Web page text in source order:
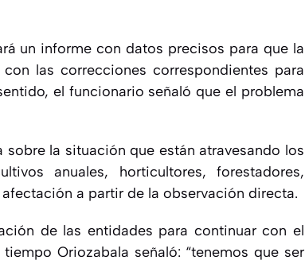
un informe con datos precisos para que la
las correcciones correspondientes para
el funcionario señaló que el problema
la situación que están atravesando los
anuales, horticultores, forestadores,
a partir de la observación directa.
de las entidades para continuar con el
Oriozabala señaló: “tenemos que ser